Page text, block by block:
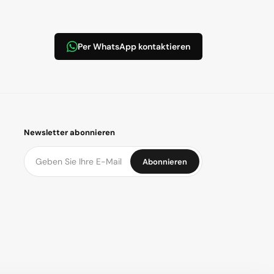
Per WhatsApp kontaktieren
Newsletter abonnieren
Abonnieren